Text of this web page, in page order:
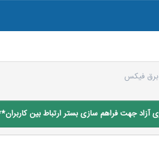
برق فیکس
جهت فراهم سازی بستر ارتباط بین